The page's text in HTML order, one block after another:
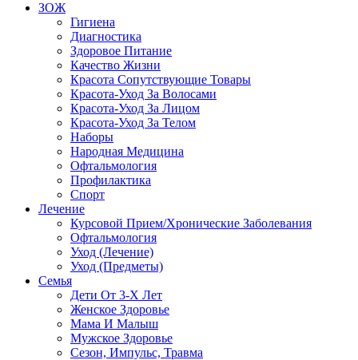
ЗОЖ
Гигиена
Диагностика
Здоровое Питание
Качество Жизни
Красота Сопутствующие Товары
Красота-Уход За Волосами
Красота-Уход За Лицом
Красота-Уход За Телом
Наборы
Народная Медицина
Офтальмология
Профилактика
Спорт
Лечение
Курсовой Прием/Хронические Заболевания
Офтальмология
Уход (Лечение)
Уход (Предметы)
Семья
Дети От 3-Х Лет
Женское Здоровье
Мама И Малыш
Мужское Здоровье
Сезон, Импульс, Травма